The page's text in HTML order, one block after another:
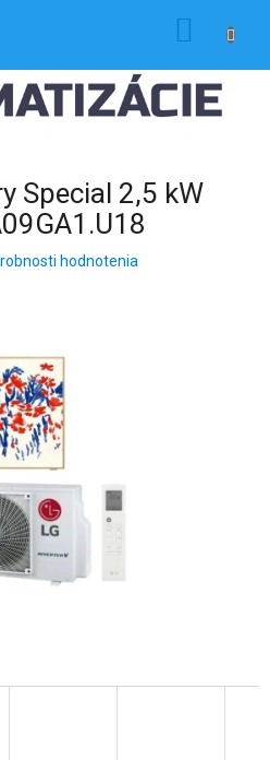
Special 2,5 kW
hodnotenia